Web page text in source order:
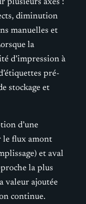
plusieurs axes :
diminution
manuelles et
la
d’impression à
pré-
stockage et
d’une
le flux amont
et aval
la plus
valeur ajoutée
continue.